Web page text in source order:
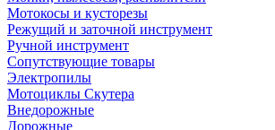
Мотокосы и кусторезы
Режущий и заточной инструмент
Ручной инструмент
Сопутствующие товары
Электропилы
Мотоциклы Скутера
Внедорожные
Дорожные